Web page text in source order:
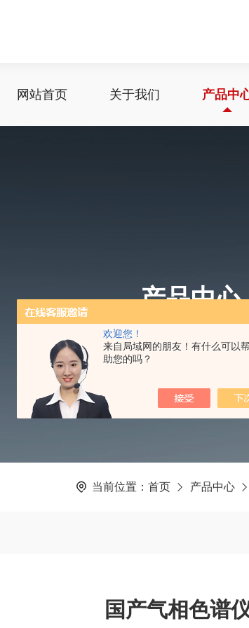
欢迎您！
来自局域网的朋友！有什么可以
助您的吗？
网站首页 关于我们 产品中
产品中心
PRODUCTS
当前位置： 首页 产品中心
国产气相色谱